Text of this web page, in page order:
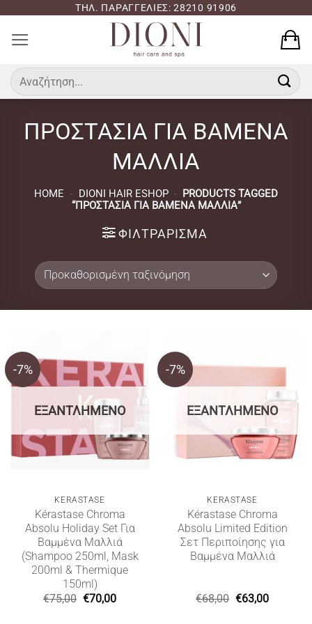
περιεχόμενο
ΤΗΛ. ΠΑΡΑΓΓΕΛΙΕΣ: 28210 91906
Αναζήτηση
για:
ΠΡΟΣΤΑΣΙΑ ΓΙΑ ΒΑΜΕΝΑ
ΜΑΛΛΙΑ
HOME - DIONI HAIR ESHOP - PRODUCTS TAGGED
“ΠΡΟΣΤΑΣΙΑ ΓΙΑ ΒΑΜΕΝΑ ΜΑΛΛΙΑ”
ΦΙΛΤΡΆΡΙΣΜΑ
-7%
ΕΞΑΝΤΛΗΜΈΝΟ
KERASTASE
Kérastase Chroma
Absolu Holiday Set Για
Βαμμένα Μαλλιά
(Shampoo 250ml, Mask
200ml & Thermique
150ml)
€75,00 Original
price
€70,00Η
-7%
ΕΞΑΝΤΛΗΜΈΝΟ
KERASTASE
Kérastase Chroma
Absolu Limited Edition
Σετ Περιποίησης για
Βαμμένα Μαλλιά
€68,00 Original
price
€63,00Η